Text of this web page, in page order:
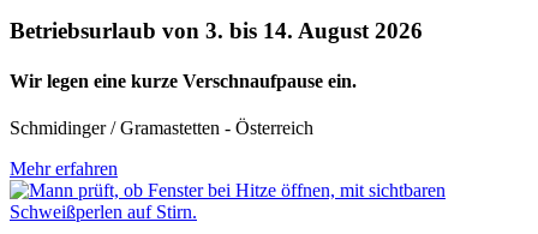
Betriebsurlaub von 3. bis 14. August 2026
Wir legen eine kurze Verschnaufpause ein.
Schmidinger / Gramastetten - Österreich
Mehr erfahren